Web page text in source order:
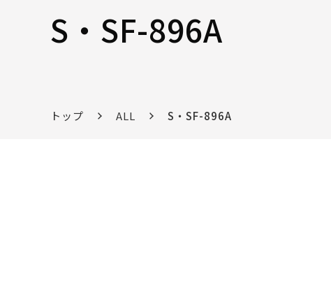
S・SF-896A
トップ ALL S・SF-896A